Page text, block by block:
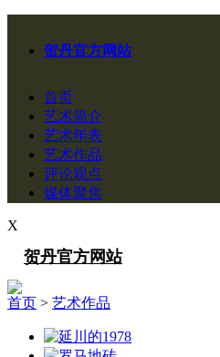
贺丹官方网站
首页
艺术简介
艺术年表
艺术作品
评论观点
媒体聚焦
X
贺丹官方网站
首页 > 艺术作品